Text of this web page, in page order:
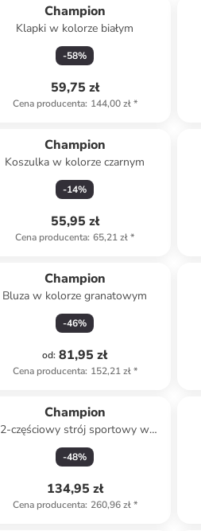
Champion
Klapki w kolorze białym
-58%
59,75 zł
Cena producenta: 144,00 zł*
Champion
Koszulka w kolorze czarnym
-14%
55,95 zł
Cena producenta: 65,21 zł*
Champion
Bluza w kolorze granatowym
-46%
od: 81,95 zł
Cena producenta: 152,21 zł*
Champion
2-częściowy strój sportowy w
kolorze kremowo-granatowym
-48%
134,95 zł
Cena producenta: 260,96 zł*